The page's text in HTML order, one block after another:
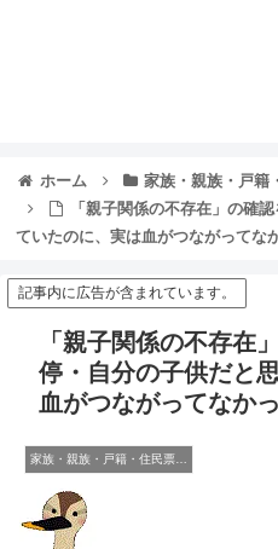
ホーム
家族・親族・戸籍
「親子関係の不存在」の確
ていたのに、実は血がつながってな
記事内に広告が含まれています。
「親子関係の不存在
停・自分の子供だと
血がつながってなか